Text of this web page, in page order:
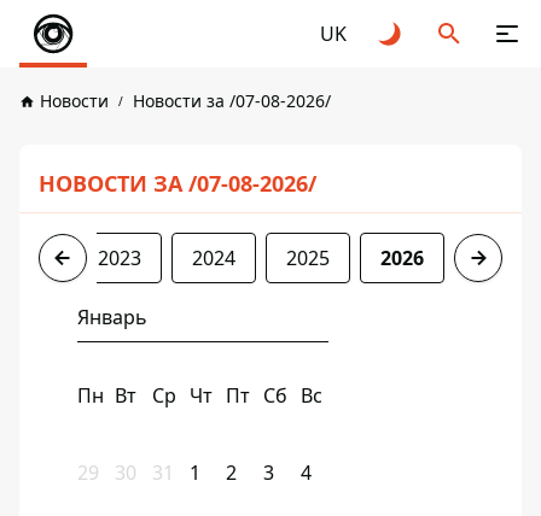
UK
Новости Новости за /07-08-2026/
НОВОСТИ ЗА /07-08-2026/
2022 2023 2024 2025 2026
Январь
Пн Вт Ср Чт Пт Сб Вс
29 30 31 1 2 3 4